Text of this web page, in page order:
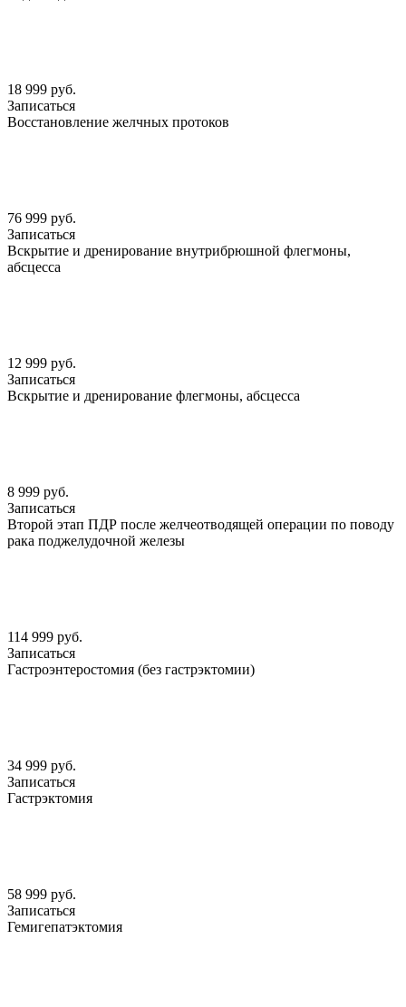
18 999 руб.
Записаться
Восстановление желчных протоков
76 999 руб.
Записаться
Вскрытие и дренирование внутрибрюшной флегмоны,
абсцесса
12 999 руб.
Записаться
Вскрытие и дренирование флегмоны, абсцесса
8 999 руб.
Записаться
Второй этап ПДР после желчеотводящей операции по поводу
рака поджелудочной железы
114 999 руб.
Записаться
Гастроэнтеростомия (без гастрэктомии)
34 999 руб.
Записаться
Гастрэктомия
58 999 руб.
Записаться
Гемигепатэктомия